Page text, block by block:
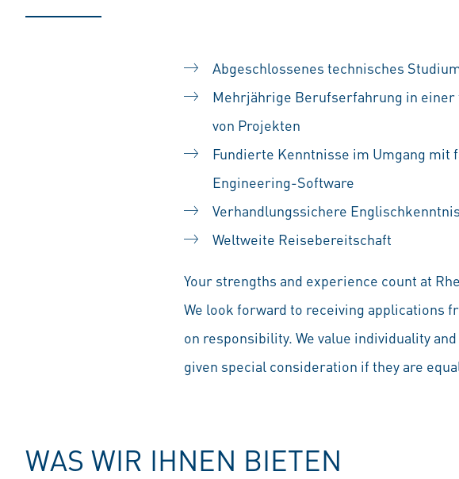
Abgeschlossenes technisches
Mehrjährige Berufserfahrung in
von Projekten
Fundierte Kenntnisse im Umgang
Engineering-Software
Verhandlungssichere
Weltweite Reisebereitschaft
Your strengths and experience count at
We look forward to receiving applications
on responsibility. We value individuality
given special consideration if they are
WAS WIR IHNEN BIETEN